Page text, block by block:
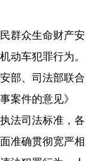
群众生命财产安
动车犯罪行为。
部、司法部联合
案件的意见》
法司法标准，各
准确贯彻宽严相